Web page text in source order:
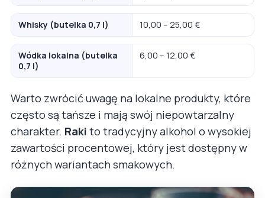
Whisky (butelka 0,7 l) 10,00 – 25,00 €
Wódka lokalna (butelka
0,7 l)
6,00 – 12,00 €
Warto zwrócić uwagę na lokalne produkty, które
często są tańsze i mają swój niepowtarzalny
charakter. Raki to tradycyjny alkohol o wysokiej
zawartości procentowej, który jest dostępny w
różnych wariantach smakowych.